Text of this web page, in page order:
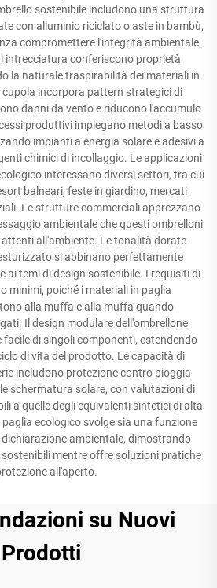
sostenibile includono una struttura
con alluminio riciclato o aste in bambù,
compromettere l'integrità ambientale.
intrecciatura conferiscono proprietà
la naturale traspirabilità dei materiali in
cupola incorpora pattern strategici di
danni da vento e riducono l'accumulo
produttivi impiegano metodi a basso
impianti a energia solare e adesivi a
chimici di incollaggio. Le applicazioni
interessano diversi settori, tra cui
balneari, feste in giardino, mercati
Le strutture commerciali apprezzano
ambientale che questi ombrelloni
all'ambiente. Le tonalità dorate
si abbinano perfettamente
ai temi di design sostenibile. I requisiti di
minimi, poiché i materiali in paglia
alla muffa e alla muffa quando
Il design modulare dell'ombrellone
di singoli componenti, estendendo
di vita del prodotto. Le capacità di
includono protezione contro pioggia
schermatura solare, con valutazioni di
a quelle degli equivalenti sintetici di alta
ecologico svolge sia una funzione
ambientale, dimostrando
mentre offre soluzioni pratiche
all'aperto.
su Nuovi
Prodotti